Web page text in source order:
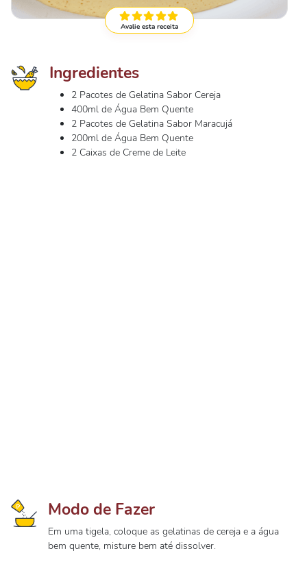
Avalie esta receita
Ingredientes
2 Pacotes de Gelatina Sabor Cereja
400ml de Água Bem Quente
2 Pacotes de Gelatina Sabor Maracujá
200ml de Água Bem Quente
2 Caixas de Creme de Leite
Modo de Fazer
Em uma tigela, coloque as gelatinas de cereja e a água
bem quente, misture bem até dissolver.